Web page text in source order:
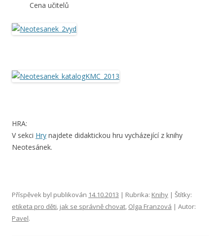
Cena učitelů
HRA:
V sekci Hry najdete didaktickou hru vycházející z knihy
Neotesánek.
Příspěvek byl publikován 14.10.2013 | Rubrika: Knihy | Štítky:
etiketa pro děti, jak se správně chovat, Olga Franzová | Autor:
Pavel.